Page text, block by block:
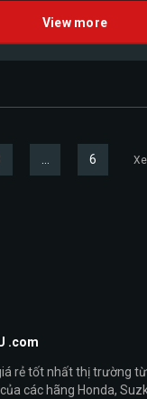
View more
… 6
.com
rẻ tốt nhất thị trường
các hãng Honda,